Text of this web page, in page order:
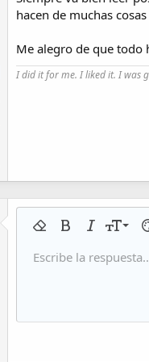
hacen de muchas
Me alegro de que todo
I did it for me. I liked it. I was
Eliminar formato
NegritaCursiva
9
10
18
Fuente Arial
TachadoSubrayado
Código
Insert horizontal line
SpoilerCódigo
Escribe la